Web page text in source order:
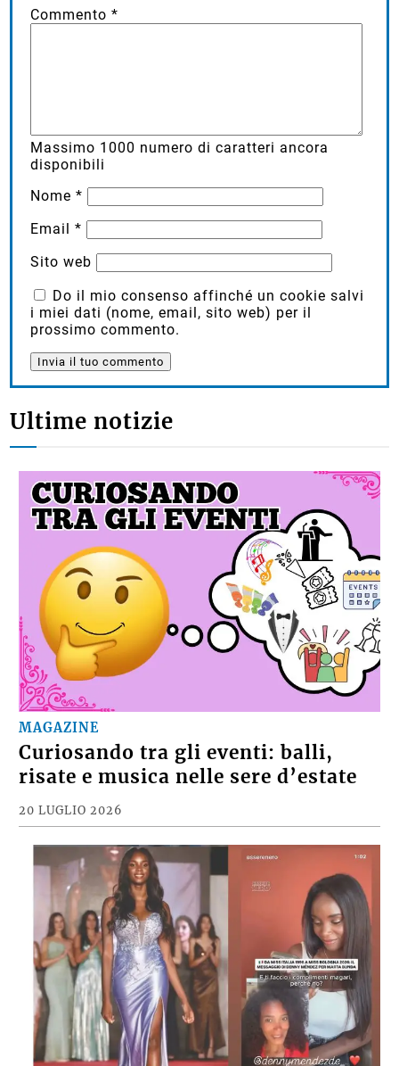
Commento*
Massimo 1000 numero di caratteri ancora
disponibili
Nome*
Email*
Sito web
Do il mio consenso affinché un cookie salvi
i miei dati (nome, email, sito web) per il
prossimo commento.
Ultime notizie
MAGAZINE
Curiosando tra gli eventi: balli,
risate e musica nelle sere d’estate
20 LUGLIO 2026